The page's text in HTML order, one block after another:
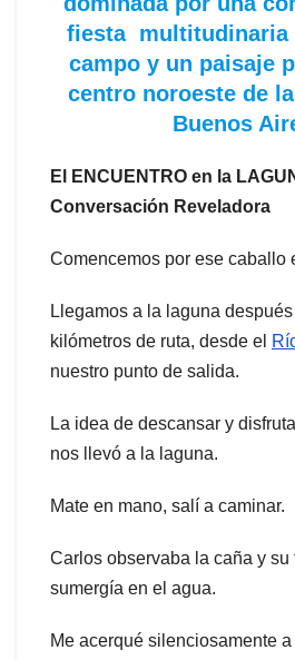
fiesta multitudinaria
campo y un paisaje
centro noroeste de
Buenos
El ENCUENTRO en la
Conversación Reveladora
Comencemos por ese caballo
Llegamos a la laguna
kilómetros de ruta, desde el
nuestro punto de salida.
La idea de descansar y
nos llevó a la laguna.
Mate en mano, salí a caminar.
Carlos observaba la caña y su
sumergía en el agua.
Me acerqué silenciosamente